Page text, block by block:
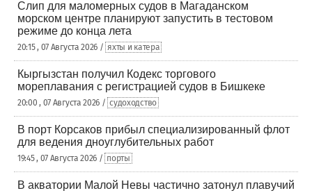
Слип для маломерных судов в Магаданском
морском центре планируют запустить в тестовом
режиме до конца лета
20:15 , 07 Августа 2026 / яхты и катера
Кыргызстан получил Кодекс торгового
мореплавания с регистрацией судов в Бишкеке
20:00 , 07 Августа 2026 / судоходство
В порт Корсаков прибыл специализированный флот
для ведения дноуглубительных работ
19:45 , 07 Августа 2026 / порты
В акватории Малой Невы частично затонул плавучий